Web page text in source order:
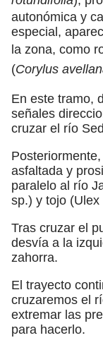
autonómica y
especial,
la zona, como
(Corylus
En este tramo,
señales
cruzar el río
asfaltada y
paralelo al río
sp.) y tojo (Ulex
Tras cruzar el
desvía a la
zahorra.
El trayecto
cruzaremos el
extremar las
para hacerlo.